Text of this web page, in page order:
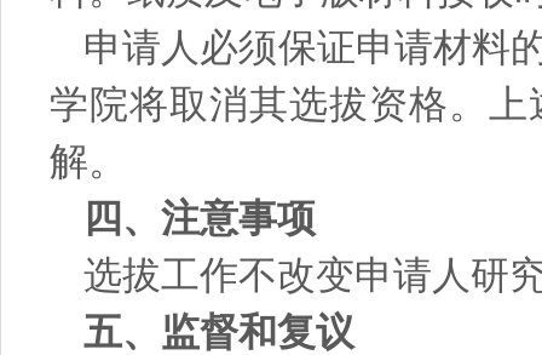
申请人必须保证申请材料
学院将取消其选拔资格。
解。
四、注意事项
选拔工作不改变申请人研
五、监督和复议